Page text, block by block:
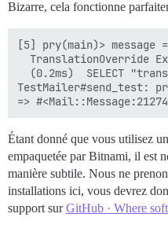
Bizarre, cela fonctionne
[5] pry(main)> message
TranslationOverride
(0.2ms)  SELECT
TestMailer#send_test:
Étant donné que vous utilisez
empaquetée par Bitnami, il est
manière subtile. Nous ne
installations ici, vous devrez
support surGitHub · Where